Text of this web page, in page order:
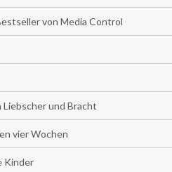
von Media Control
und Bracht
vier Wochen
Kinder